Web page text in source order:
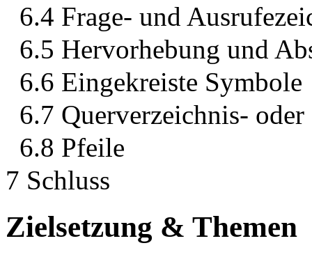
6.4 Frage- und
6.5 Hervorhebung und
6.6 Eingekreiste Symbole
6.7 Querverzeichnis-
6.8 Pfeile
7 Schluss
Zielsetzung & Themen